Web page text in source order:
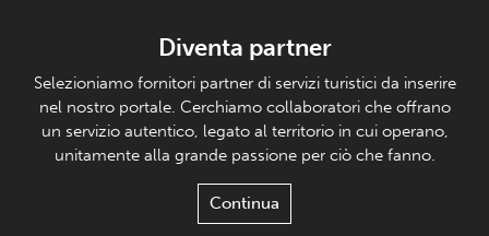
Diventa partner
Selezioniamo fornitori partner di servizi turistici da inserire
nel nostro portale. Cerchiamo collaboratori che offrano
un servizio autentico, legato al territorio in cui operano,
unitamente alla grande passione per ciò che fanno.
Continua